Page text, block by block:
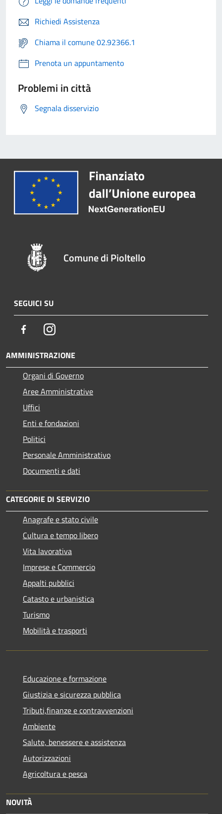
Richiedi Assistenza
Chiama il comune 02.92366.1
Prenota un appuntamento
Problemi in città
Segnala disservizio
Comune di Pioltello
SEGUICI SU
FacebookInstagram
AMMINISTRAZIONE
Organi di Governo
Aree Amministrative
Uffici
Enti e fondazioni
Politici
Personale Amministrativo
Documenti e dati
CATEGORIE DI SERVIZIO
Anagrafe e stato civile
Cultura e tempo libero
Vita lavorativa
Imprese e Commercio
Appalti pubblici
Catasto e urbanistica
Turismo
Mobilità e trasporti
Educazione e formazione
Giustizia e sicurezza pubblica
Tributi,finanze e contravvenzioni
Ambiente
Salute, benessere e assistenza
Autorizzazioni
Agricoltura e pesca
NOVITÀ